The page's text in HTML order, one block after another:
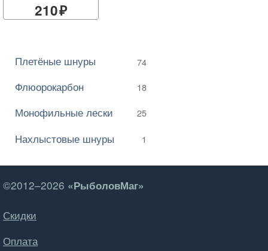
210
Плетёные шнуры 74
Флюорокарбон 18
Монофильные лески 25
Нахлыстовые шнуры 1
©2012–2026 «РыболовМаг»
Скидки
Оплата